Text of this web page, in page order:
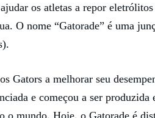
os atletas a repor
O nome “Gatorade” é uma
Gators a melhorar seu
e começou a ser produzida
o mundo. Hoje, o Gatorade é